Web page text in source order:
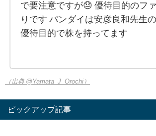
で要注意ですが😓 優待目的のフ
りです バンダイは安彦良和先生
優待目的で株を持ってます
（出典 @Yamata_J_Orochi）
ピックアップ記事